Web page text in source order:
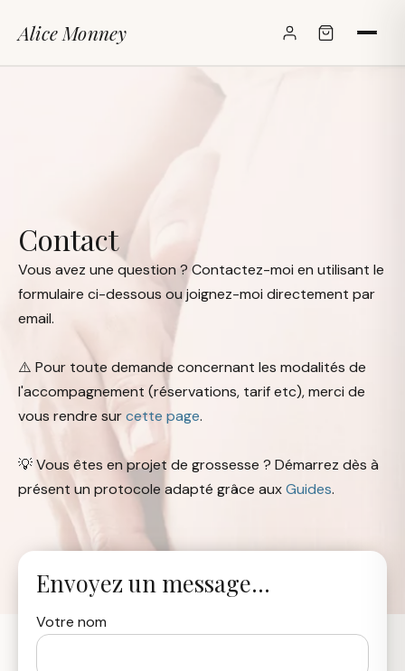
Alice Monney
Contact
Vous avez une question ? Contactez-moi en utilisant le
formulaire ci-dessous ou joignez-moi directement par
email.
⚠️ Pour toute demande concernant les modalités de
l'accompagnement (réservations, tarif etc), merci de
vous rendre surcette page.
💡 Vous êtes en projet de grossesse ? Démarrez dès à
présent un protocole adapté grâce auxGuides.
Envoyez un message...
Votre nom